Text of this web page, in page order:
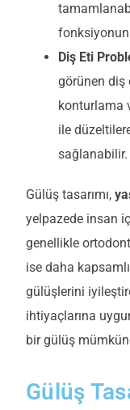
Diş Eti
görünen diş
konturlama
ile
sağlanabilir.
Gülüş tasarımı,
yelpazede insan
genellikle
ise daha kapsamlı
gülüşlerini
ihtiyaçlarına
bir gülüş
Gülüş